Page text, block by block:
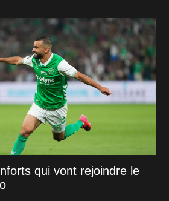
qui vont rejoindre le